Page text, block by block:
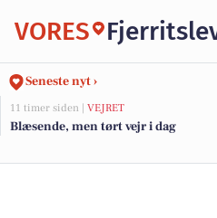
VORES
Seneste nyt ›
11 timer siden | VEJRET
Blæsende, men tørt vejr i dag